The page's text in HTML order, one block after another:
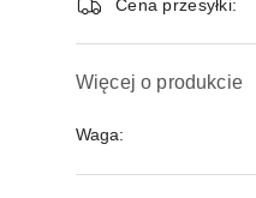
Cena przesyłki:
Więcej o produkcie
Waga: